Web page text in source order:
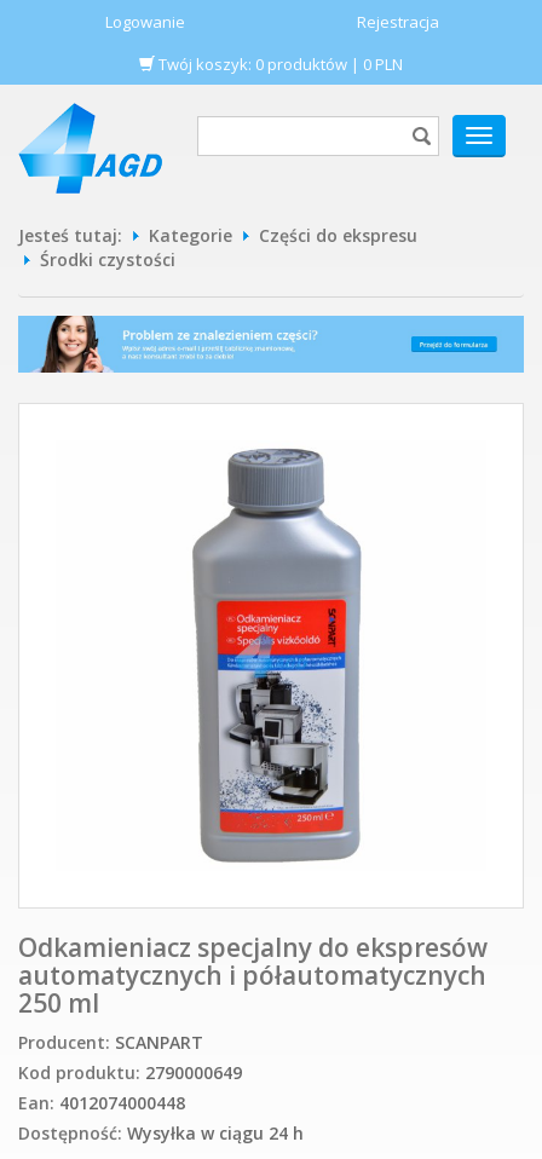
Logowanie
Rejestracja
Twój koszyk: 0 produktów | 0 PLN
POKAŻ
MENU
Jesteś tutaj: Kategorie
Części do ekspresu
Środki czystości
Odkamieniacz specjalny do ekspresów
automatycznych i półautomatycznych
250 ml
Producent: SCANPART
Kod produktu: 2790000649
Ean: 4012074000448
Dostępność: Wysyłka w ciągu 24 h